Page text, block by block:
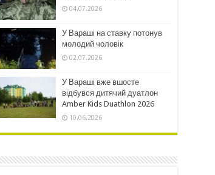
04.07.2026
У Вараші на ставку потонув
молодий чоловік
02.07.2026
У Вараші вже вшосте
відбувся дитячий дуатлон
Amber Kids Duathlon 2026
10.06.2026